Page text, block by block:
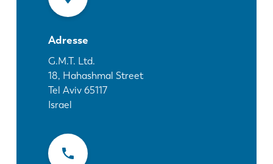
Adresse
G.M.T. Ltd.
18, Hahashmal Street
Tel Aviv 65117
Israel
Découvrez LVD
Témoignages
Événements
Centre des ressources
Secteurs et solutions
Contactez nous